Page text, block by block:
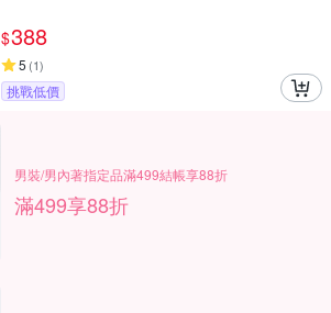
$388
5 (1)
挑戰低價
男裝/男內著指定品滿499結帳享88折
滿499享88折